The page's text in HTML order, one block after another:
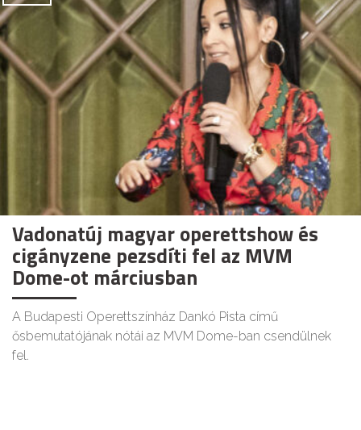
Vadonatúj magyar operettshow és
cigányzene pezsdíti fel az MVM
Dome-ot márciusban
A Budapesti Operettszínház Dankó Pista című
ősbemutatójának nótái az MVM Dome-ban csendülnek
fel.